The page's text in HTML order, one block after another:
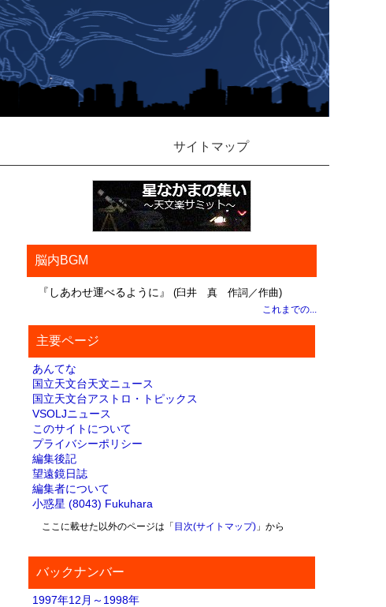
サイトマップ
脳内BGM
『しあわせ運べるように』 (臼井 真 作詞／作曲)
これまでの...
主要ページ
あんてな
国立天文台天文ニュース
国立天文台アストロ・トピックス
VSOLJニュース
このサイトについて
プライバシーポリシー
編集後記
望遠鏡日誌
編集者について
小惑星 (8043) Fukuhara
ここに載せた以外のページは「 目次(サイトマップ)」から
バックナンバー
1997年12月～1998年